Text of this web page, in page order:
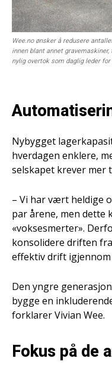
Wee.no ønsker å redusere
innen blant annet
nylig overtok som daglig leder
Nybygget
hverdagen enklere,
selskapet krever mer
– Vi har vært heldige
par årene, men dette
«voksesmerter».
konsolidere driften
effektiv drift
Den yngre
bygge en
forklarer Vivian Wee.
Fokus på de